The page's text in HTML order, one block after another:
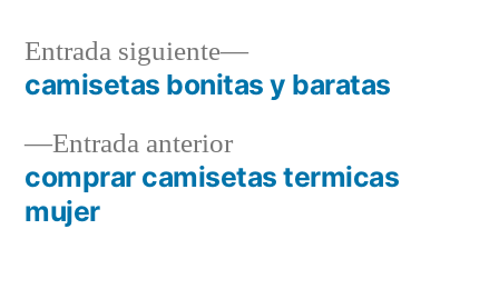
Navegación
de
entradas
Entrada anteriorEntrada
anterior:
comprar camisetas termicas
mujer
Entrada siguiente
Entrada
siguiente:
camisetas bonitas y baratas